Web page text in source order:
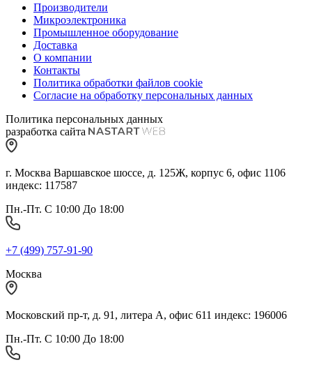
Производители
Микроэлектроника
Промышленное оборудование
Доставка
О компании
Контакты
Политика обработки файлов cookie
Согласие на обработку персональных данных
Политика персональных данных
разработка сайта
г. Москва Варшавское шоссе, д. 125Ж, корпус 6, офис 1106
индекс: 117587
Пн.-Пт. С 10:00 До 18:00
+7 (499) 757-91-90
Москва
Московский пр-т, д. 91, литера А, офис 611 индекс: 196006
Пн.-Пт. С 10:00 До 18:00